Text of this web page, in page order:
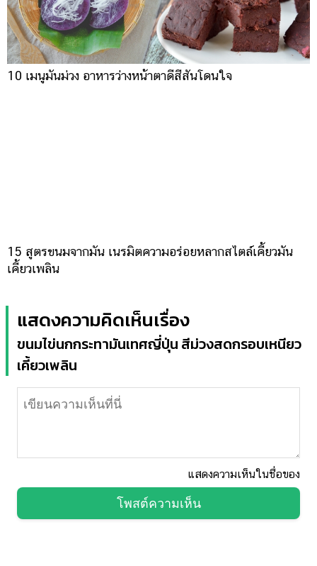
10 เมนูมันม่วง อาหารว่างหน้าตาดีสีสันโดนใจ
15 สูตรขนมจากมัน เนรมิตความอร่อยหลากสไตล์เคี้ยวมัน
เคี้ยวเพลิน
แสดงความคิดเห็นเรื่อง
ขนมไข่นกกระทามันเทศญี่ปุ่น สีม่วงสดกรอบเหนียว
เคี้ยวเพลิน
แสดงความเห็นในชื่อของ
โพสต์ความเห็น